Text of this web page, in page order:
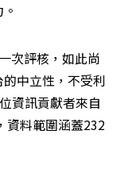
次評核，如此尚
中立性，不受利
資訊貢獻者來自
資料範圍涵蓋232